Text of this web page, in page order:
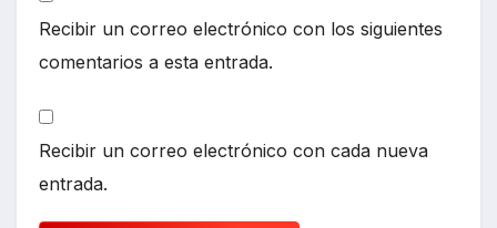
Recibir un correo electrónico con los siguientes
comentarios a esta entrada.
Recibir un correo electrónico con cada nueva
entrada.